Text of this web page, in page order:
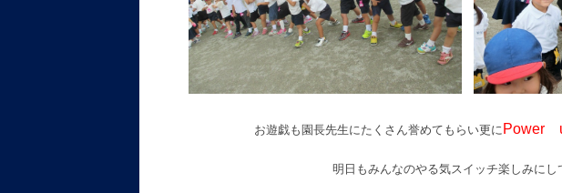
お遊戯も園長先生にたくさん誉めてもらい更に Power
明日もみんなのやる気スイッチ楽しみにし